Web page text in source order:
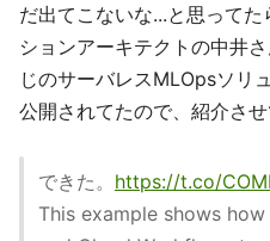
だ出てこないな...と思って
ションアーキテクトの中井
じのサーバレスMLOpsソリ
公開されてたので、紹介さ
できた。 https://t.co/
This example shows